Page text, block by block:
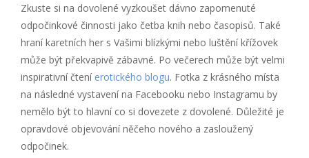
Zkuste si na dovolené vyzkoušet dávno zapomenuté
odpočinkové činnosti jako četba knih nebo časopisů. Také
hraní karetních her s Vašimi blízkými nebo luštění křížovek
může být překvapivě zábavné. Po večerech může být velmi
inspirativní čtení erotického blogu. Fotka z krásného místa
na následné vystavení na Facebooku nebo Instagramu by
nemělo být to hlavní co si dovezete z dovolené. Důležité je
opravdové objevování něčeho nového a zasloužený
odpočinek.